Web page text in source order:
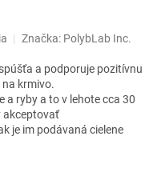
Značka: PolybLab Inc.
a podporuje pozitívnu
krmivo.
a ryby a to v lehote cca 30
akceptovať
je im podávaná cielene